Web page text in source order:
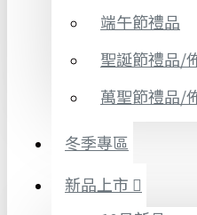
端午節禮品
聖誕節禮品/
萬聖節禮品/
冬季專區
新品上市